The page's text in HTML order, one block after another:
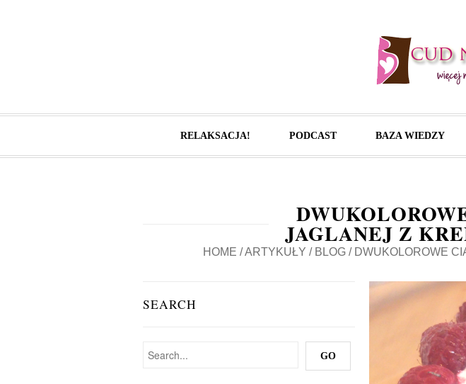
RELAKSACJA! PODCAST BAZA WIEDZY
JAGLANEJ Z
HOME /ARTYKUŁY / BLOG / DWUKOLOROWE
SEARCH